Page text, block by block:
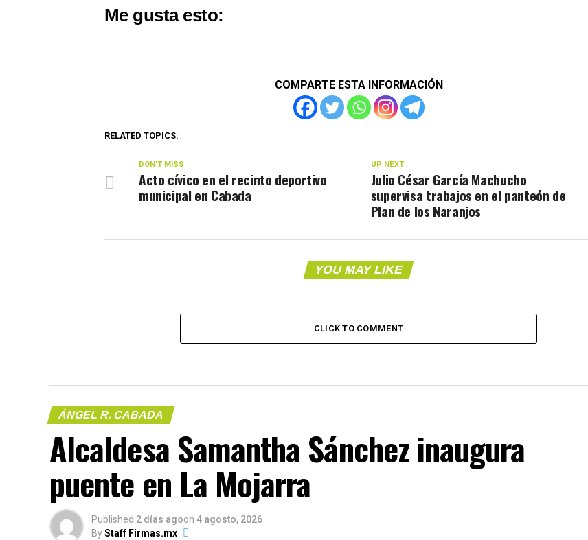
Me gusta esto:
COMPARTE ESTA INFORMACIÓN
RELATED TOPICS:
UP NEXT
Julio César García Machucho
supervisa trabajos en el panteón de
Plan de los Naranjos
DON'T MISS
Acto cívico en el recinto deportivo
municipal en Cabada
YOU MAY LIKE
CLICK TO COMMENT
ÁNGEL R. CABADA
Alcaldesa Samantha Sánchez inaugura
puente en La Mojarra
Published 2 días agoon 4 agosto, 2026
ByStaff Firmas.mx